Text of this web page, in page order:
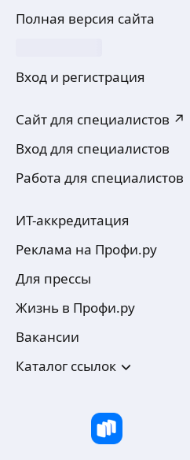
Полная версия сайта
Вход и регистрация
Сайт для специалистов ↗
Вход для специалистов
Работа для специалистов
ИТ-аккредитация
Реклама на Профи.ру
Для прессы
Жизнь в Профи.ру
Вакансии
Каталог ссылок